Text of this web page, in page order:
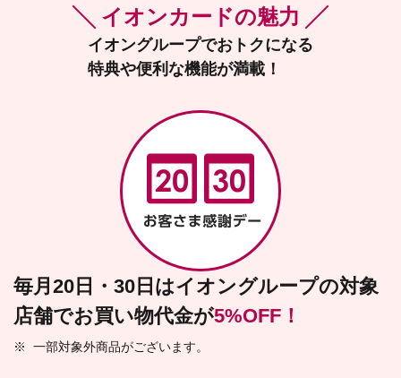
イオンカードの魅力
イオングループでおトクになる
特典や便利な機能が満載！
毎月20日・30日はイオングループの対象
店舗でお買い物代金が5%OFF！
※ 一部対象外商品がございます。